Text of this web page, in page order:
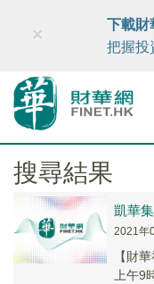
財華智庫網
×
下載財
把握投
搜尋結果
凱華
2021年
【財
上午